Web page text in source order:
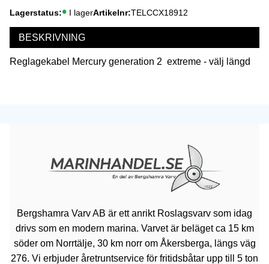
Lagerstatus I lagerArtikelnr TELCCX18912
BESKRIVNING
Reglagekabel Mercury generation 2 extreme - välj längd
Bergshamra Varv AB är ett anrikt Roslagsvarv som idag
drivs som en modern marina. Varvet är beläget ca 15 km
söder om Norrtälje, 30 km norr om Åkersberga, längs väg
276. Vi erbjuder åretruntservice för fritidsbåtar upp till 5 ton